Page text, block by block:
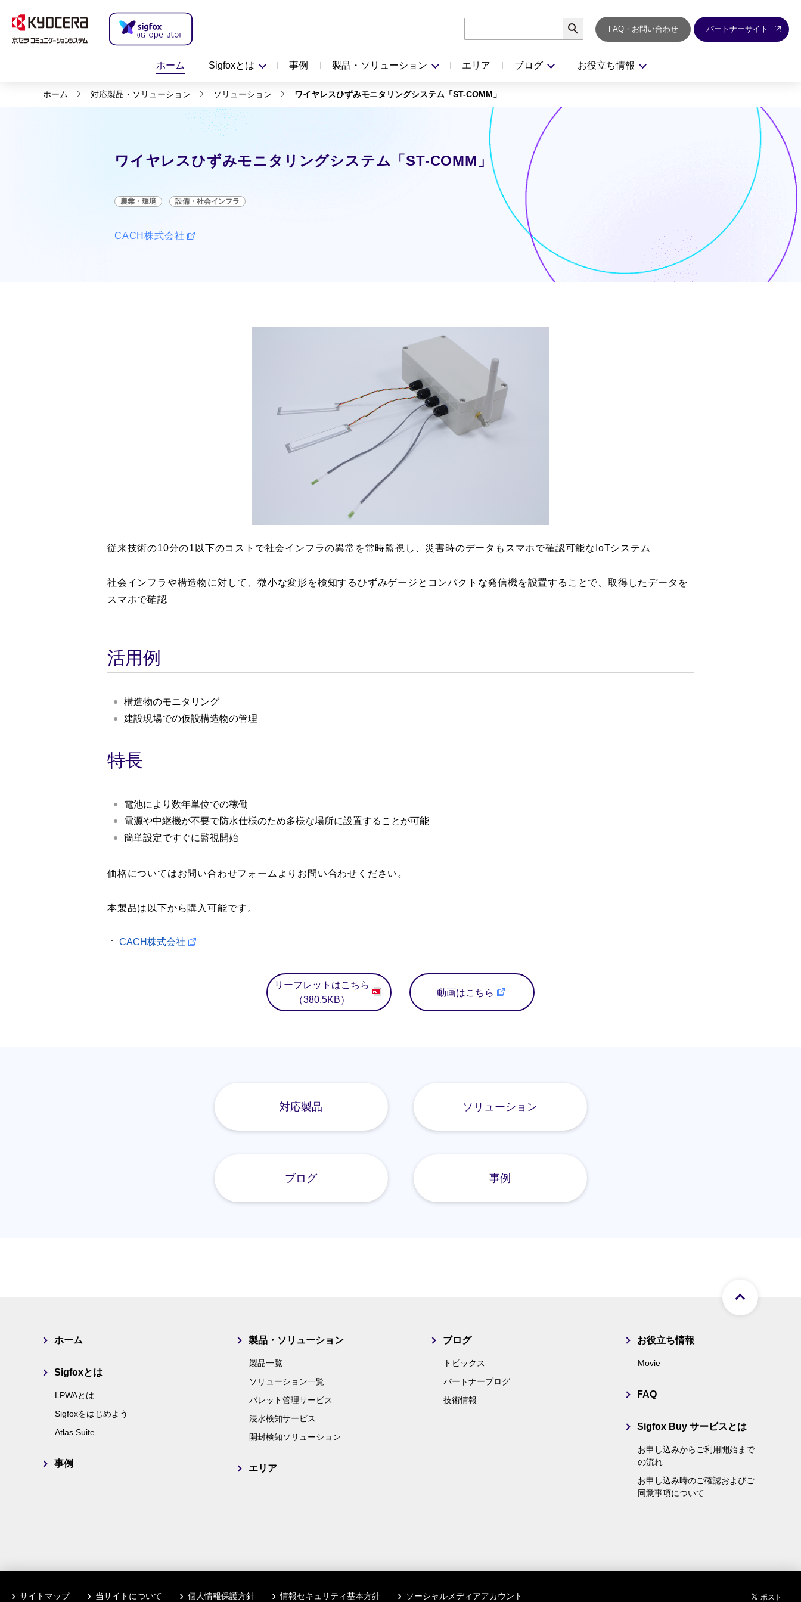
ホーム Sigfoxとは 事例 製品・ソリューション エリア ブログ お役立ち情報
検索 FAQ・お問い合わせ パートナーサイト
ホーム 対応製品・ソリューション ソリューション ワイヤレスひずみモニタリングシステム「ST-COMM」
ワイヤレスひずみモニタリングシステム「ST-COMM」
農業・環境 設備・社会インフラ
CACH株式会社
従来技術の10分の1以下のコストで社会インフラの異常を常時監視し、災害時のデータもスマホで確認可能なIoTシステム
社会インフラや構造物に対して、微小な変形を検知するひずみゲージとコンパクトな発信機を設置することで、取得したデータを
スマホで確認
活用例
構造物のモニタリング
建設現場での仮設構造物の管理
特長
電池により数年単位での稼働
電源や中継機が不要で防水仕様のため多様な場所に設置することが可能
簡単設定ですぐに監視開始
価格についてはお問い合わせフォームよりお問い合わせください。
本製品は以下から購入可能です。
CACH株式会社
リーフレットはこちら
（380.5KB）
動画はこちら
対応製品 ソリューション
ブログ 事例
ホーム
Sigfoxとは
LPWAとは
Sigfoxをはじめよう
Atlas Suite
事例
製品・ソリューション
製品一覧
ソリューション一覧
パレット管理サービス
浸水検知サービス
開封検知ソリューション
エリア
ブログ
トピックス
パートナーブログ
技術情報
お役立ち情報
Movie
FAQ
Sigfox Buy サービスとは
お申し込みからご利用開始まで
の流れ
お申し込み時のご確認およびご
同意事項について
サイトマップ 当サイトについて 個人情報保護方針 情報セキュリティ基本方針 ソーシャルメディアアカウント